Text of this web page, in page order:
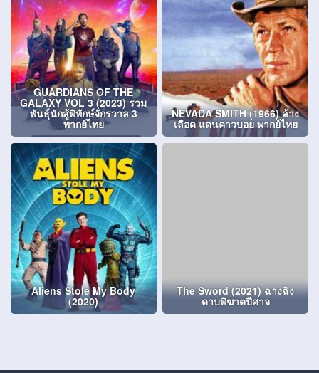
GUARDIANS OF THE
GALAXY VOL 3 (2023) รวม
พันธุ์นักสู้พิทักษ์จักรวาล 3
พากย์ไทย
NEVADA SMITH (1966) ล้าง
เลือด แดนคาวบอย พากย์ไทย
Aliens Stole My Body
(2020)
The Sword (2021) ฉางฉิง
ดาบพิฆาตปีศาจ